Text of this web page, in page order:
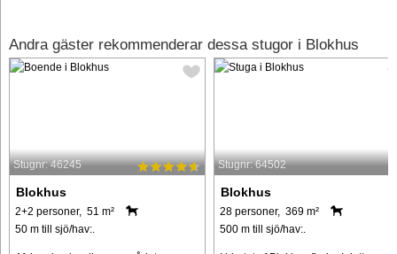
Andra gäster rekommenderar dessa stugor i Blokhus
Stugnr: 46245
Blokhus
2+2 personer, 51 m²
50 m till sjö/hav:.
Stugnr: 64502
Blokhus
28 personer, 369 m²
500 m till sjö/hav:.